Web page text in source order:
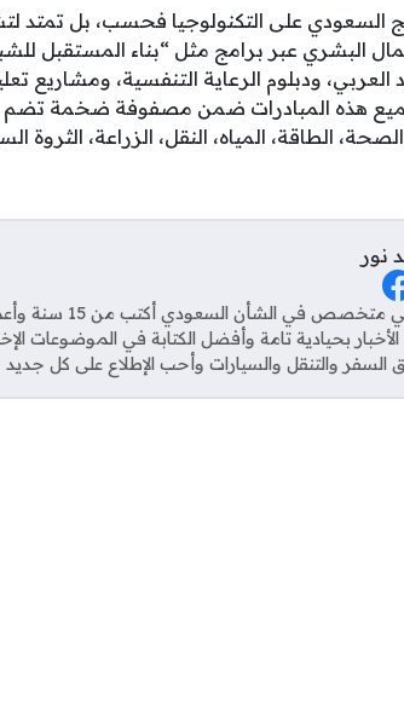
السعودي على التكنولوجيا فحسب، بل تمتد
البشري عبر برامج مثل “بناء المستقبل
العربي، ودبلوم الرعاية التنفسية، ومشاريع
الطاقة، المياه، النقل، الزراعة، الثروة
نور
Social
صحفي متخصص
الأخبار بحيادية تامة وأفضل الكتابة في الموضوعات
السفر والتنقل والسيارات وأحب الإطلاع على كل جديد